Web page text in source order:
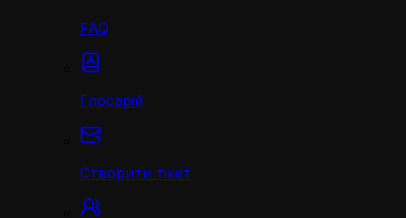
FAQ
Глосарій
Створити тікет